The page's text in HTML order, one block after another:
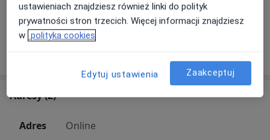
+ 5 usług
Adresy (2)
Adres Online
ustawieniach znajdziesz również linki do polityk
prywatności stron trzecich. Więcej informacji znajdziesz
w polityka cookies
Edytuj ustawienia Zaakceptuj